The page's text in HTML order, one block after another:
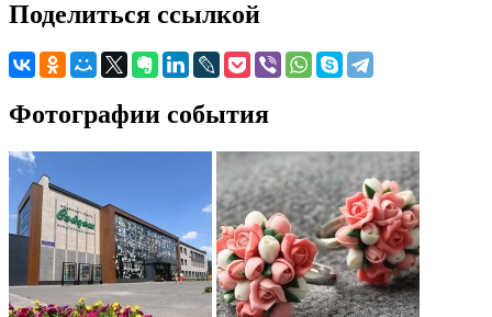
Поделиться ссылкой
Фотографии события